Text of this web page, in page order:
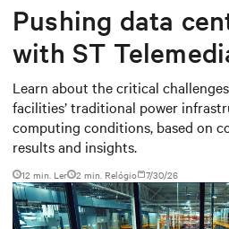
Pushing data
with ST
Baudouin: When
meet outdated
infrastructure
Learn about the critical
facilities’ traditional power
computing conditions, based on
results and insights.
12 min. Ler 2 min. Relógio 7/30/26